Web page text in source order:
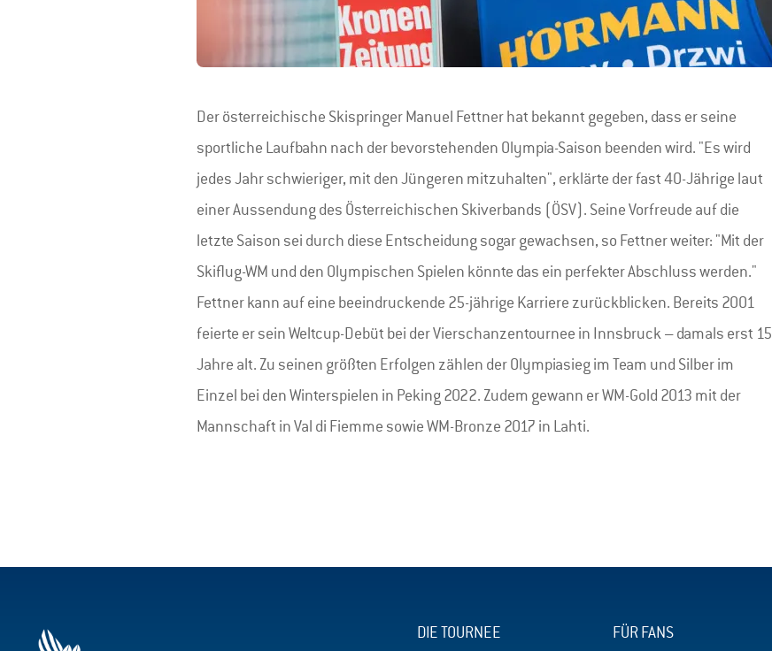
Der österreichische Skispringer Manuel Fettner hat bekannt gegeben, dass er seine
sportliche Laufbahn nach der bevorstehenden Olympia-Saison beenden wird. "Es wird
jedes Jahr schwieriger, mit den Jüngeren mitzuhalten", erklärte der fast 40-Jährige laut
einer Aussendung des Österreichischen Skiverbands (ÖSV). Seine Vorfreude auf die
letzte Saison sei durch diese Entscheidung sogar gewachsen, so Fettner weiter: "Mit der
Skiflug-WM und den Olympischen Spielen könnte das ein perfekter Abschluss werden."
Fettner kann auf eine beeindruckende 25-jährige Karriere zurückblicken. Bereits 2001
feierte er sein Weltcup-Debüt bei der Vierschanzentournee in Innsbruck – damals erst 15
Jahre alt. Zu seinen größten Erfolgen zählen der Olympiasieg im Team und Silber im
Einzel bei den Winterspielen in Peking 2022. Zudem gewann er WM-Gold 2013 mit der
Mannschaft in Val di Fiemme sowie WM-Bronze 2017 in Lahti.
DIE TOURNEE FÜR FANS